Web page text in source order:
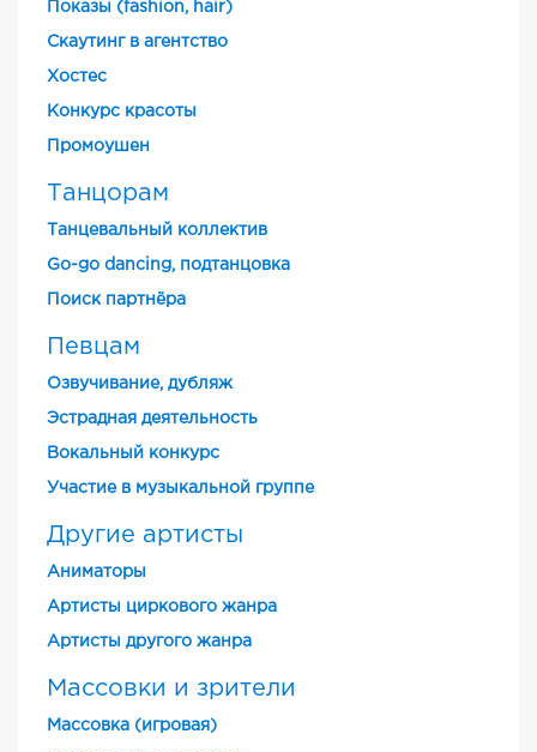
Показы (fashion, hair)
Скаутинг в агентство
Хостес
Конкурс красоты
Промоушен
Танцорам
Танцевальный коллектив
Go-go dancing, подтанцовка
Поиск партнёра
Певцам
Озвучивание, дубляж
Эстрадная деятельность
Вокальный конкурс
Участие в музыкальной группе
Другие артисты
Аниматоры
Артисты циркового жанра
Артисты другого жанра
Массовки и зрители
Массовка (игровая)